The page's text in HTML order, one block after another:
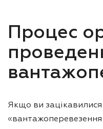
Процес
Якщо ви